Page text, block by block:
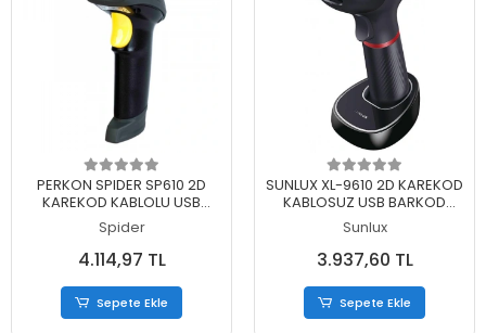
Sepete Ekle
PERKON SPIDER SP610 2D
KAREKOD KABLOLU USB
BARKOD OKUYUCU+STAND
Spider
4.114,97 TL
Sepete Ekle
Sepete Ekle
SUNLUX XL-9610 2D KAREKOD
KABLOSUZ USB BARKOD
OKUYUCU + CRADLE
Sunlux
3.937,60 TL
Sepete Ekle